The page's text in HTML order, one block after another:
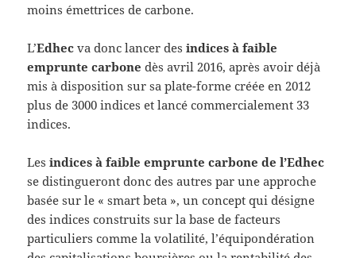
moins émettrices de carbone.
L’Edhec va donc lancer desindices à faible
emprunte carbone dès avril 2016, après avoir déjà
mis à disposition sur sa plate-forme créée en 2012
plus de 3000 indices et lancé commercialement 33
indices.
Lesindices à faible emprunte carbone de l’Edhec
se distingueront donc des autres par une approche
basée sur le « smart beta », un concept qui désigne
des indices construits sur la base de facteurs
particuliers comme la volatilité, l’équipondération